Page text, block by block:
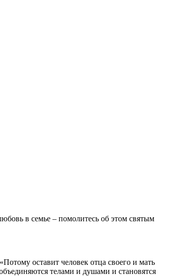
в семье – помолитесь об этом святым
оставит человек отца своего и мать
телами и душами и становятся